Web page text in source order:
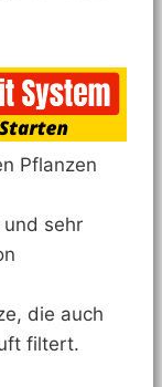
Pflanzen
sehr
die auch
filtert.